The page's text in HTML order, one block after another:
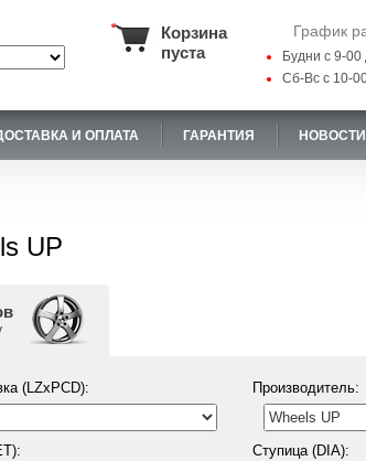
Корзина
пуста
График
Будни с 9-
Сб-Вс с 10-
И ОПЛАТА ГАРАНТИЯ НОВОСТИ
UP
(LZxPCD): Производитель:
Ступица (DIA):